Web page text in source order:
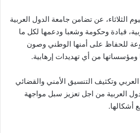
الثلاثاء، عن تضامن جامعة الدول العربية
قيادة وحكومة وشعبا ودعمها لكل ما
للحفاظ على أمنها الوطني وصون
ومؤسساتها من أي تهديدات إرهابية.
العربي وتكثيف التنسيق الأمني والقضائي
العربية من اجل تعزيز سبل مواجهة
أشكالها.